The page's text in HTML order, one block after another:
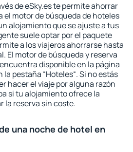
de eSky.es te permite ahorrar
el motor de búsqueda de hoteles
alojamiento que se ajuste a tus
suele optar por el paquete
a los viajeros ahorrarse hasta
El motor de búsqueda y reserva
disponible en la página
la pestaña “Hoteles“. Si no estás
hacer el viaje por alguna razón
si tu alojamiento ofrece la
la reserva sin coste.
una noche de hotel en